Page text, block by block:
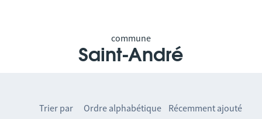
commune
Saint-André
Trier par Ordre alphabétique Récemment ajouté